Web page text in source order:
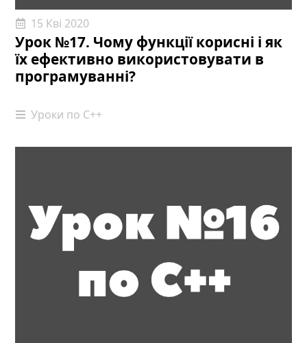
Урок №17. Чому функції корисні і як
їх ефективно використовувати в
програмуванні?
15 Кві 2020
Уроки по С++